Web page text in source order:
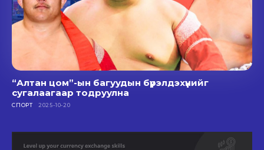
“Алтан цом”-ын багуудын бүрэлдэхүүнийг
сугалаагаар тодруулна
СПОРТ 2025-10-20